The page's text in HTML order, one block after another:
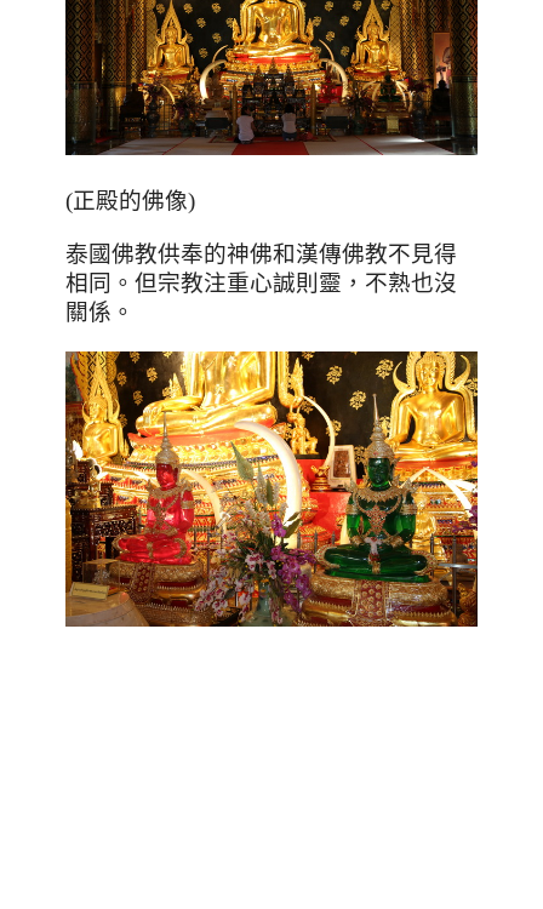
(正殿的佛像)
泰國佛教供奉的神佛和漢傳佛教不見得
相同。但宗教注重心誠則靈，不熟也沒
關係。